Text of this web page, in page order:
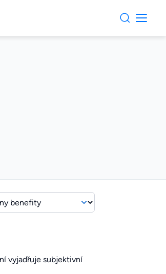
vyjadřuje subjektivní